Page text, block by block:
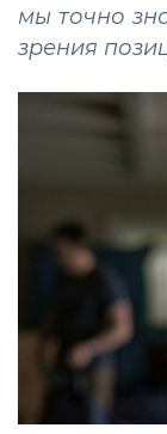
мы точно
зрения